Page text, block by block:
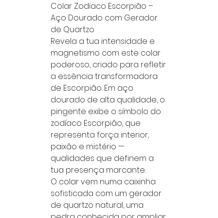
Colar Zodíaco Escorpião –
Aço Dourado com Gerador
de Quartzo
Revela a tua intensidade e
magnetismo com este colar
poderoso, criado para refletir
a essência transformadora
de Escorpião. Em aço
dourado de alta qualidade, o
pingente exibe o símbolo do
zodíaco Escorpião, que
representa força interior,
paixão e mistério —
qualidades que definem a
tua presença marcante.
O colar vem numa caixinha
sofisticada com um gerador
de quartzo natural, uma